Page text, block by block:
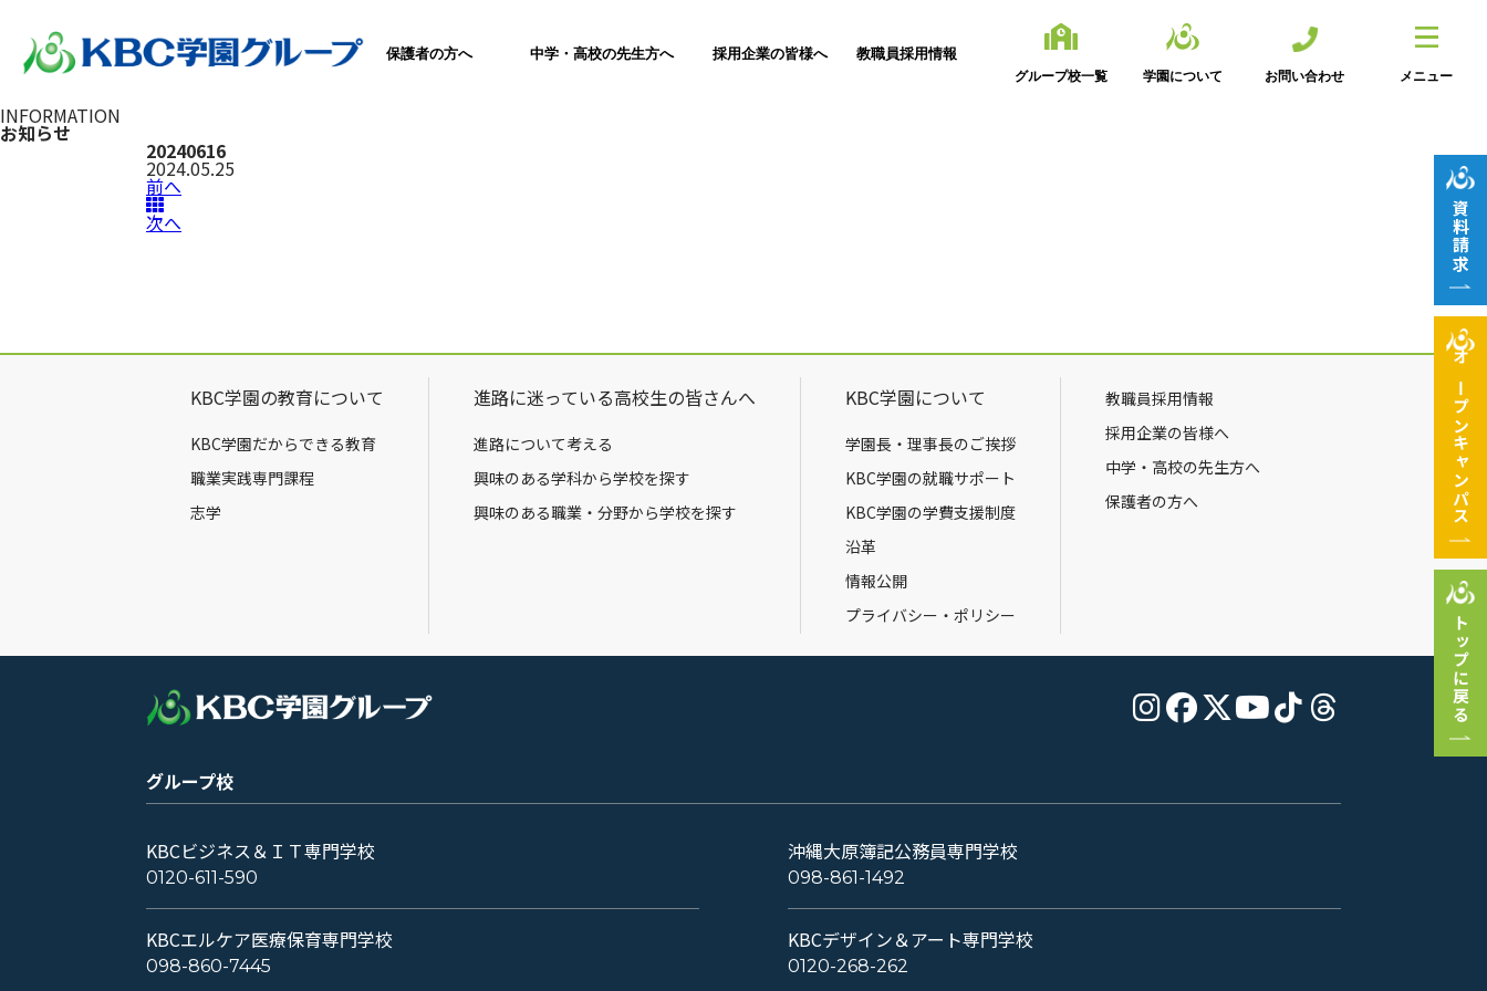
保護者の方へ 中学・高校の先生方へ 採用企業の皆様へ 教職員採用情報
グループ校一覧 学園について お問い合わせ メニュー
INFORMATION
お知らせ
20240616
2024.05.25
前へ
次へ
KBC学園の教育について
KBC学園だからできる教育
職業実践専門課程
志学
進路に迷っている高校生の皆さんへ
進路について考える
興味のある学科から学校を探す
興味のある職業・分野から学校を探す
KBC学園について
学園長・理事長のご挨拶
KBC学園の就職サポート
KBC学園の学費支援制度
沿革
情報公開
プライバシー・ポリシー
教職員採用情報
採用企業の皆様へ
中学・高校の先生方へ
保護者の方へ
グループ校
KBCビジネス＆ＩＴ専門学校
0120-611-590
沖縄大原簿記公務員専門学校
098-861-1492
KBCエルケア医療保育専門学校
098-860-7445
KBCデザイン＆アート専門学校
0120-268-262
資料請求
オープン
キャンパス
トップに戻る